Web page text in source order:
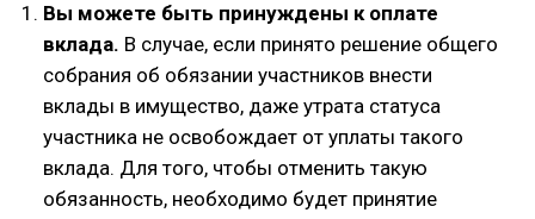
Вы можете быть принуждены к оплате
вклада. В случае, если принято решение общего
собрания об обязании участников внести
вклады в имущество, даже утрата статуса
участника не освобождает от уплаты такого
вклада. Для того, чтобы отменить такую
обязанность, необходимо будет принятие